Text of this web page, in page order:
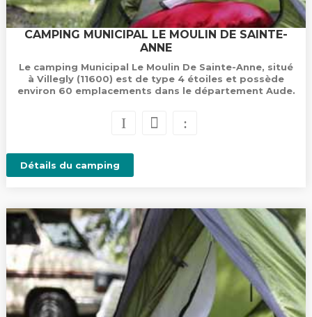
CAMPING MUNICIPAL LE MOULIN DE SAINTE-
ANNE
Le camping Municipal Le Moulin De Sainte-Anne, situé
à Villegly (11600) est de type 4 étoiles et possède
environ 60 emplacements dans le département Aude.
Détails du camping